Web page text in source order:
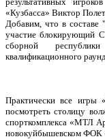
«Кузбасса» Виктор
Добавим, что в
участие блокирующий
сборной
квалификационного
Практически все игры
посмотреть столицу
спорткомплекса «МТЛ
новокуйбышевском ФОК